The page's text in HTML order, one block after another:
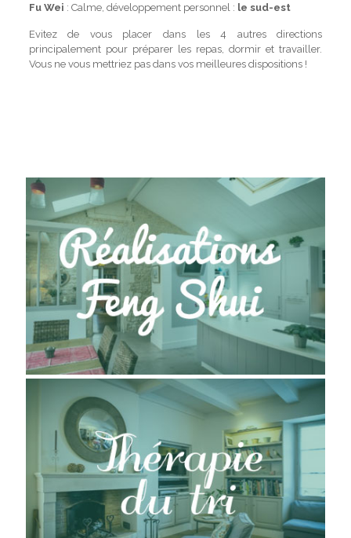
Fu Wei : Calme, développement personnel : le sud-est
Evitez de vous placer dans les 4 autres directions
principalement pour préparer les repas, dormir et travailler.
Vous ne vous mettriez pas dans vos meilleures dispositions !